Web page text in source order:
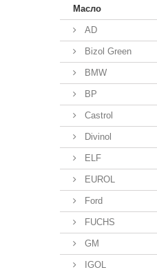
Масло
AD
Bizol Green
BMW
BP
Castrol
Divinol
ELF
EUROL
Ford
FUCHS
GM
IGOL